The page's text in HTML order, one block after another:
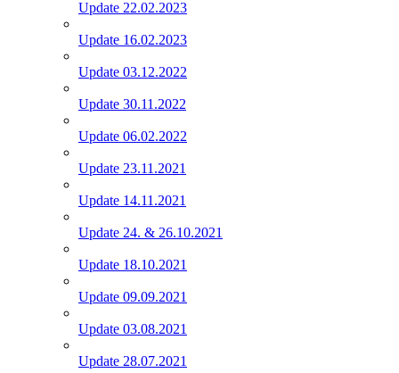
Update 22.02.2023
Update 16.02.2023
Update 03.12.2022
Update 30.11.2022
Update 06.02.2022
Update 23.11.2021
Update 14.11.2021
Update 24. & 26.10.2021
Update 18.10.2021
Update 09.09.2021
Update 03.08.2021
Update 28.07.2021